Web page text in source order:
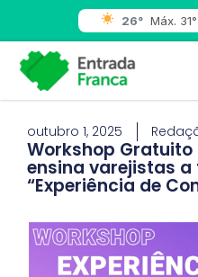
26° Máx.
outubro 1, 2025
Workshop Gratuito
ensina varejistas
“Experiência de